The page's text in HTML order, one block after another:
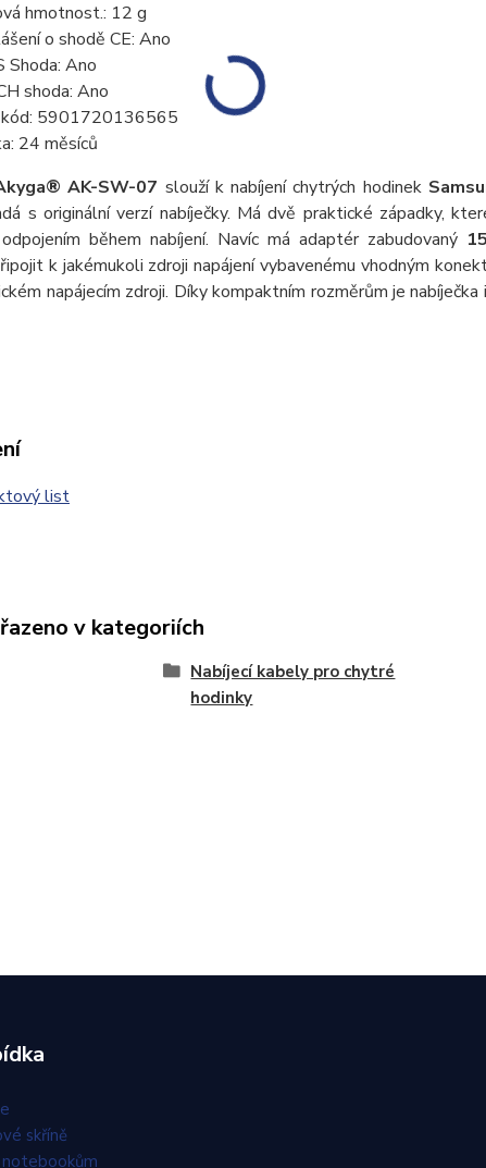
hmotnost.: 12 g
o shodě CE: Ano
Shoda: Ano
shoda: Ano
5901720136565
24 měsíců
AK-SW-07 slouží k nabíjení chytrých hodinek
s originální verzí nabíječky. Má dvě praktické západky,
během nabíjení. Navíc má adaptér zabudovaný
k jakémukoli zdroji napájení vybavenému vhodným
napájecím zdroji. Díky kompaktním rozměrům je
list
v kategoriích
Nabíjecí kabely pro chytré
hodinky
skříně